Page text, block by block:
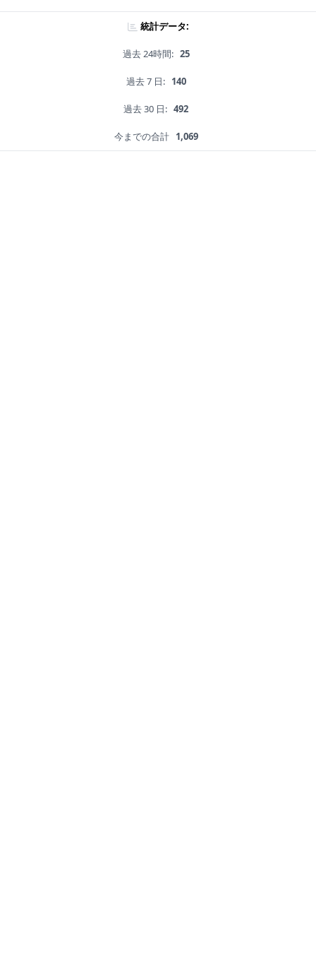
統計データ:
過去 24時間: 25
過去 7 日: 140
過去 30 日: 492
今までの合計 1,069